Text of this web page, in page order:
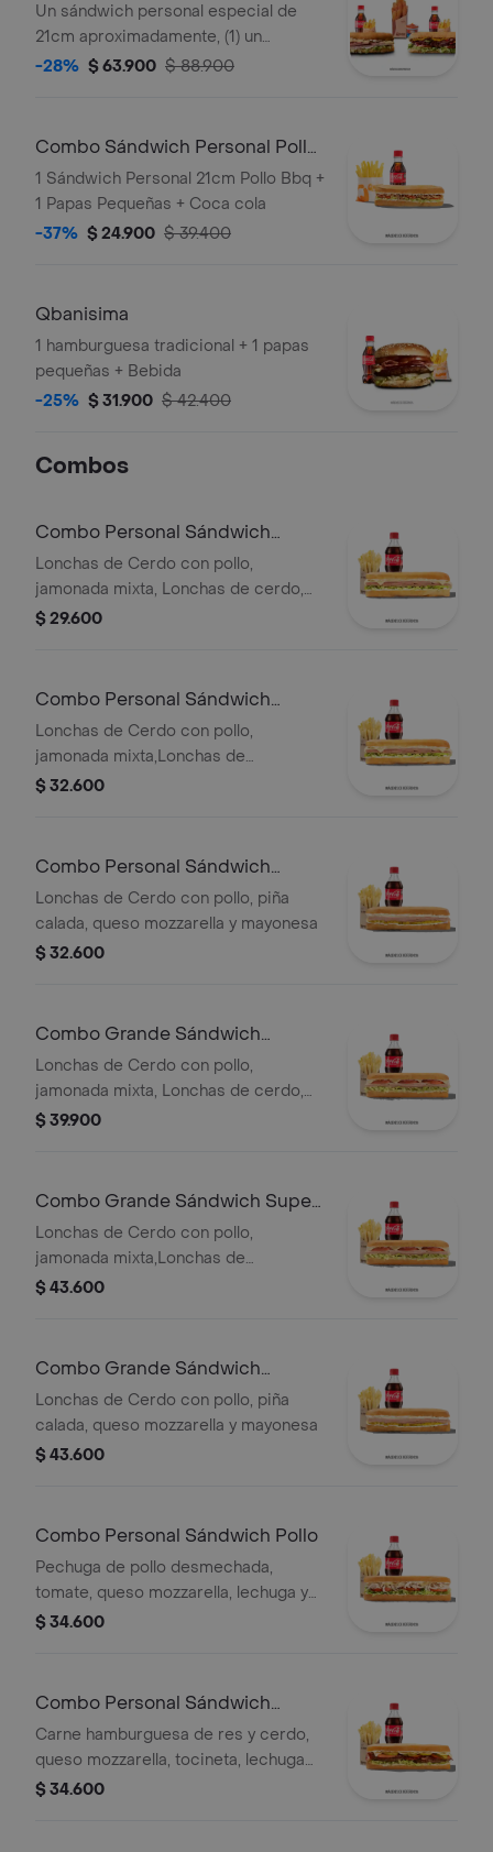
Un sándwich personal especial de
21cm aproximadamente, (1) un
sándwich personal ropa vieja o pollo
limonadas 16oz o (2) dos gaseosas
personal con arequipe
-28% $ 63.900 $ 88.900
Combo Sándwich Personal Pollo
BBQ
1 Sándwich Personal 21cm Pollo Bbq +
1 Papas Pequeñas + Coca cola
-37% $ 24.900 $ 39.400
Qbanisima
1 hamburguesa tradicional + 1 papas
pequeñas + Bebida
-25% $ 31.900 $ 42.400
Combos
Combo Personal Sándwich
Especial
Lonchas de Cerdo con pollo,
jamonada mixta, Lonchas de cerdo,
cordero y res, queso mozzarella,
$ 29.600
Combo Personal Sándwich
Super Especial
Lonchas de Cerdo con pollo,
jamonada mixta,Lonchas de
cerdo,cordero y res,
Qbano
$ 32.600
Combo Personal Sándwich
Hawaiano
Lonchas de Cerdo con pollo, piña
calada, queso mozzarella y mayonesa
$ 32.600
Combo Grande Sándwich
Especial
Lonchas de Cerdo con pollo,
jamonada mixta, Lonchas de cerdo,
cordero y res, queso mozzarella,
$ 39.900
Combo Grande Sándwich Super
Especial
Lonchas de Cerdo con pollo,
jamonada mixta,Lonchas de
cerdo,cordero y res,
Qbano
$ 43.600
Combo Grande Sándwich
Hawaiano
Lonchas de Cerdo con pollo, piña
calada, queso mozzarella y mayonesa
$ 43.600
Combo Personal Sándwich Pollo
Pechuga de pollo desmechada,
tomate, queso mozzarella, lechuga y
mayonesa, papas a la francesa y
$ 34.600
Combo Personal Sándwich
Burguer
Carne hamburguesa de res y cerdo,
queso mozzarella, tocineta, lechuga
Batavia, tomate, pepinillos, salsa BBQ
$ 34.600